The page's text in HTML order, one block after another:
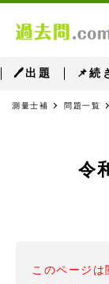
🖊出題 📌続
測量士補 問題一覧
令
このページは